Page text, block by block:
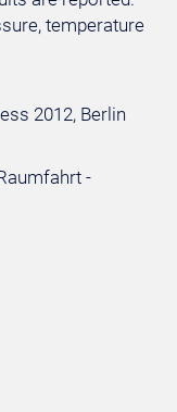
temperature
2012, Berlin
-